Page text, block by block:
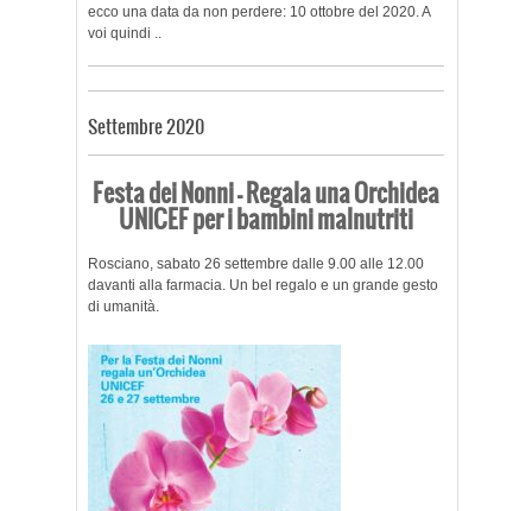
ecco una data da non perdere: 10 ottobre del 2020. A
voi quindi ..
Settembre 2020
Festa dei Nonni – Regala una Orchidea
UNICEF per i bambini malnutriti
Rosciano, sabato 26 settembre dalle 9.00 alle 12.00
davanti alla farmacia. Un bel regalo e un grande gesto
di umanità.